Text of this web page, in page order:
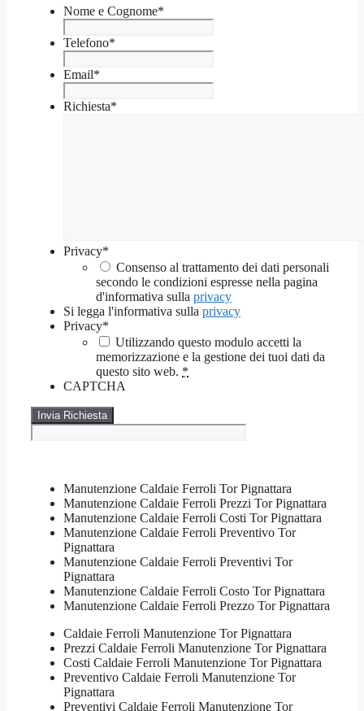
Nome e Cognome*
Telefono*
Email*
Richiesta*
Privacy*
Consenso al trattamento dei dati personali
secondo le condizioni espresse nella pagina
d'informativa sulla privacy
Si legga l'informativa sulla privacy
Privacy*
Utilizzando questo modulo accetti la
memorizzazione e la gestione dei tuoi dati da
questo sito web. *
CAPTCHA
Manutenzione Caldaie Ferroli Tor Pignattara
Manutenzione Caldaie Ferroli Prezzi Tor Pignattara
Manutenzione Caldaie Ferroli Costi Tor Pignattara
Manutenzione Caldaie Ferroli Preventivo Tor
Pignattara
Manutenzione Caldaie Ferroli Preventivi Tor
Pignattara
Manutenzione Caldaie Ferroli Costo Tor Pignattara
Manutenzione Caldaie Ferroli Prezzo Tor Pignattara
Caldaie Ferroli Manutenzione Tor Pignattara
Prezzi Caldaie Ferroli Manutenzione Tor Pignattara
Costi Caldaie Ferroli Manutenzione Tor Pignattara
Preventivo Caldaie Ferroli Manutenzione Tor
Pignattara
Preventivi Caldaie Ferroli Manutenzione Tor